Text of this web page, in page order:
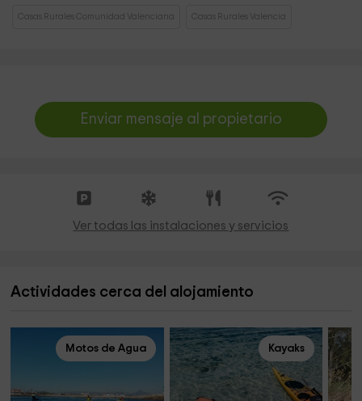
Casas Rurales Comunidad Valenciana Casas Rurales Valencia
Enviar mensaje al propietario
Ver todas las instalaciones y servicios
Actividades cerca del alojamiento
Motos de Agua Kayaks